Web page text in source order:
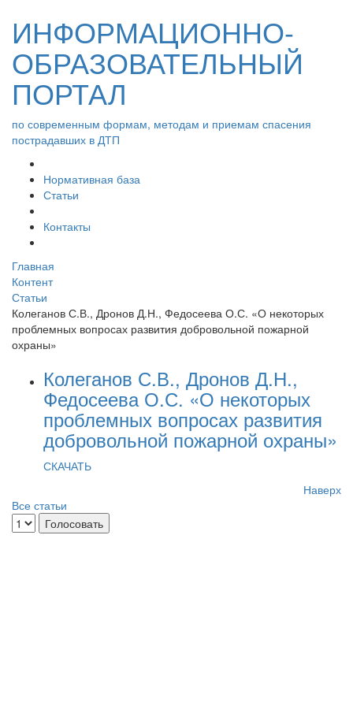
ИНФОРМАЦИОННО-
ОБРАЗОВАТЕЛЬНЫЙ
ПОРТАЛ
по современным формам, методам и приемам спасения
пострадавших в ДТП
Нормативная база
Статьи
Контакты
Главная
Контент
Статьи
Колеганов С.В., Дронов Д.Н., Федосеева О.С. «О некоторых
проблемных вопросах развития добровольной пожарной
охраны»
Колеганов С.В., Дронов Д.Н.,
Федосеева О.С. «О некоторых
проблемных вопросах развития
добровольной пожарной охраны»
СКАЧАТЬ
Наверх
Все статьи